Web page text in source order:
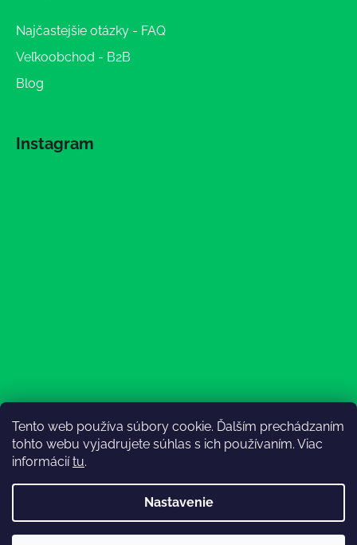
Tento web používa súbory cookie. Ďalším prechádzaním
tohto webu vyjadrujete súhlas s ich používaním. Viac
informáciítu.
Nastavenie
Najčastejšie otázky - FAQ
Veľkoobchod - B2B
Blog
Instagram
Sledovať na Instagrame